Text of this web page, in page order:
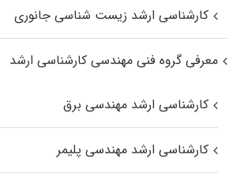
کارشناسی ارشد زیست‌ شناسی جانوری
معرفی گروه فنی مهندسی کارشناسی ارشد
کارشناسی ارشد مهندسی برق
کارشناسی ارشد مهندسی پلیمر